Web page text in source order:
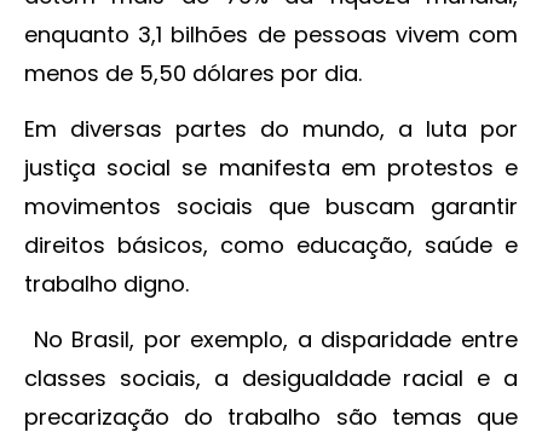
enquanto 3,1 bilhões de pessoas vivem com
menos de 5,50 dólares por dia.
Em diversas partes do mundo, a luta por
justiça social se manifesta em protestos e
movimentos sociais que buscam garantir
direitos básicos, como educação, saúde e
trabalho digno.
No Brasil, por exemplo, a disparidade entre
classes sociais, a desigualdade racial e a
precarização do trabalho são temas que